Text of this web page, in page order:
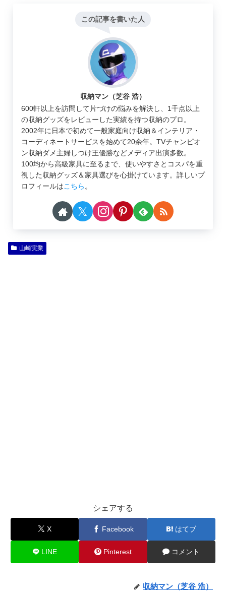
この記事を書いた人
収納マン（芝谷 浩）
600軒以上を訪問して片づけの悩みを解決し、1千点以上
の収納グッズをレビューした実績を持つ収納のプロ。
2002年に日本で初めて一般家庭向け収納＆インテリア・
コーディネートサービスを始めて20余年。TVチャンピオ
ン収納ダメ主婦しつけ王優勝などメディア出演多数。
100均から高級家具に至るまで、使いやすさとコスパを重
視した収納グッズ＆家具選びを心掛けています。詳しいプ
ロフィールはこちら 。
山崎実業
シェアする
X Facebook はてブ
LINE Pinterest コメント
収納マン（芝谷 浩）